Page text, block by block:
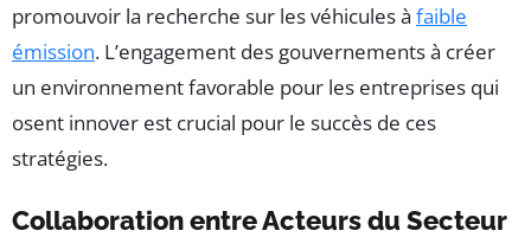
promouvoir la recherche sur les véhicules à faible
émission. L’engagement des gouvernements à créer
un environnement favorable pour les entreprises qui
osent innover est crucial pour le succès de ces
stratégies.
Collaboration entre Acteurs du Secteur